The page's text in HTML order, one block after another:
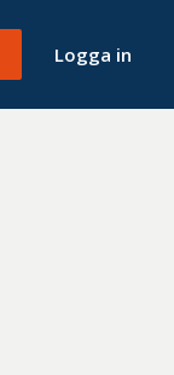
Logga in